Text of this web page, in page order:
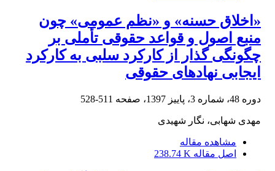
«اخلاق حسنه» و «نظم عمومی» چون
منبع اصول و قواعد حقوقی تأملی بر
چگونگی گذار از کارکرد سلبی به کارکرد
ایجابی نهادهای حقوقی
دوره 48، شماره 3، پاییز 1397، صفحه 511-528
مهدی شهابی، نگار شهیدی
مشاهده مقاله
اصل مقاله 238.74 K